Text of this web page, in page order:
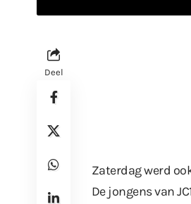
Deel
Zaterdag werd
De jongens van